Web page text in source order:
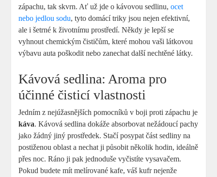
zápachu, tak skvrn. Ať už jde o kávovou sedlinu,ocet
nebo jedlou sodu, tyto domácí triky jsou nejen efektivní,
ale i šetrné k životnímu prostředí. Někdy je lepší se
vyhnout chemickým čističům, které mohou vaši látkovou
výbavu auta poškodit nebo zanechat další nechtěné látky.
Kávová sedlina: Aroma pro
účinné čisticí vlastnosti
Jedním z nejúžasnějších pomocníků v boji proti zápachu je
káva. Kávová sedlina dokáže absorbovat nežádoucí pachy
jako žádný jiný prostředek. Stačí posypat část sedliny na
postiženou oblast a nechat ji působit několik hodin, ideálně
přes noc. Ráno ji pak jednoduše vyčistíte vysavačem.
Pokud budete mít melírované kafe, váš kufr nejenže